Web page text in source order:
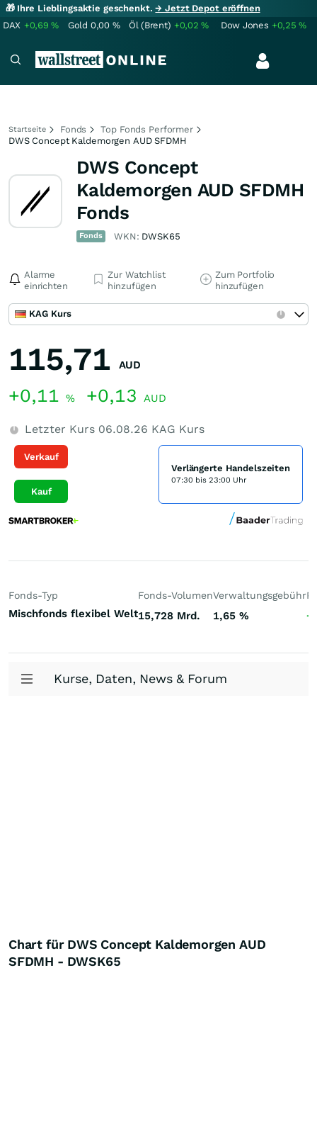
🎁 Ihre Lieblingsaktie geschenkt.→ Jetzt Depot eröffnen
DAX +0,69% Gold 0,00 % Öl (Brent) +0,02% Dow Jones +0,25%
Startseite Fonds
Top Fonds Performer
DWS Concept Kaldemorgen AUD SFDMH
DWS Concept
Kaldemorgen AUD SFDMH
Fonds
Fonds WKN: DWSK65
Alarme
einrichten
Zur Watchlist
hinzufügen
Zum Portfolio
hinzufügen
KAG Kurs
115,71 AUD
+0,11 % +0,13 AUD
Letzter Kurs 06.08.26 KAG Kurs
Verkauf
Kauf
Verlängerte Handelszeiten
07:30 bis 23:00 Uhr
Fonds-Typ
Mischfonds flexibel Welt
Fonds-Volumen
15,728 Mrd.
Verwaltungsgebühr
1,65 %
Kurse, Daten, News & Forum
Chart für DWS Concept Kaldemorgen AUD
SFDMH - DWSK65